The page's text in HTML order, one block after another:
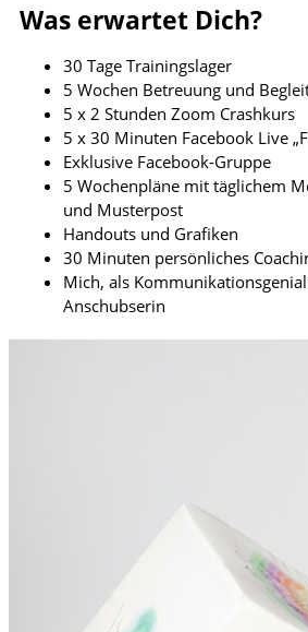
Was erwartet Dich?
30 Tage Trainingslager
5 Wochen Betreuung und
5 x 2 Stunden Zoom Crashkurs
5 x 30 Minuten Facebook Live
Exklusive Facebook-Gruppe
5 Wochenpläne mit täglichem
und Musterpost
Handouts und Grafiken
30 Minuten persönliches
Mich, als
Anschubserin